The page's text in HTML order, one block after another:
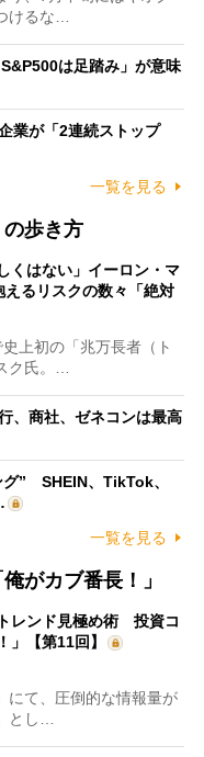
けるな…
は足踏み」が意味
業が「2連続ストップ
一覧を見る
歩き方
くはない」イーロン・マ
えるリスクの数々「絶対
上初の「兆万長者（ト
ク氏。…
、商社、ゼネコンは最高
グ” SHEIN、TikTok、
一覧を見る
がカブ番長！」
レンド見極め術 投資コ
」【第11回】
て、圧倒的な情報量が
とし…